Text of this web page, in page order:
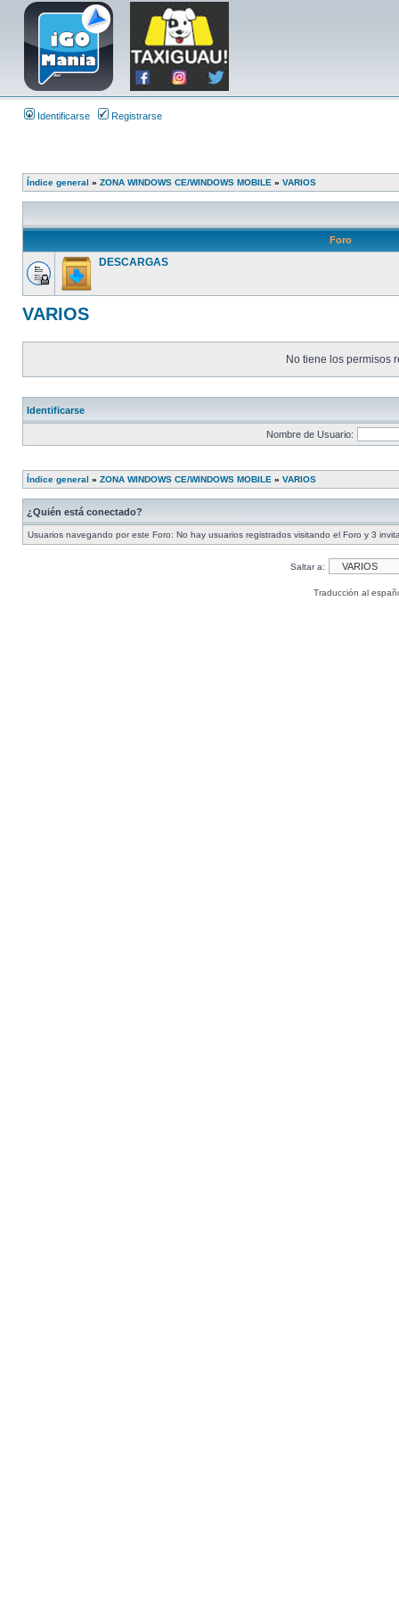
Identificarse Registrarse
Índice general » ZONA WINDOWS CE/WINDOWS MOBILE » VARIOS
Foro
DESCARGAS
VARIOS
No tiene los permisos
Identificarse
Nombre de Usuario:
Índice general » ZONA WINDOWS CE/WINDOWS MOBILE » VARIOS
¿Quién está conectado?
Usuarios navegando por este Foro: No hay usuarios registrados visitando el Foro y 3
Saltar a:
Traducción al